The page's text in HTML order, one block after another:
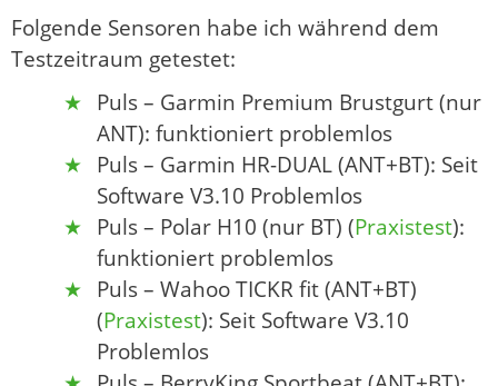
Folgende Sensoren habe ich während dem
Testzeitraum getestet:
Puls – Garmin Premium Brustgurt (nur
ANT): funktioniert problemlos
Puls – Garmin HR-DUAL (ANT+BT): Seit
Software V3.10 Problemlos
Puls – Polar H10 (nur BT) (Praxistest):
funktioniert problemlos
Puls – Wahoo TICKR fit (ANT+BT)
(Praxistest): Seit Software V3.10
Problemlos